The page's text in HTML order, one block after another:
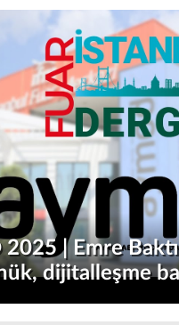
| Emre
dijitalleşme